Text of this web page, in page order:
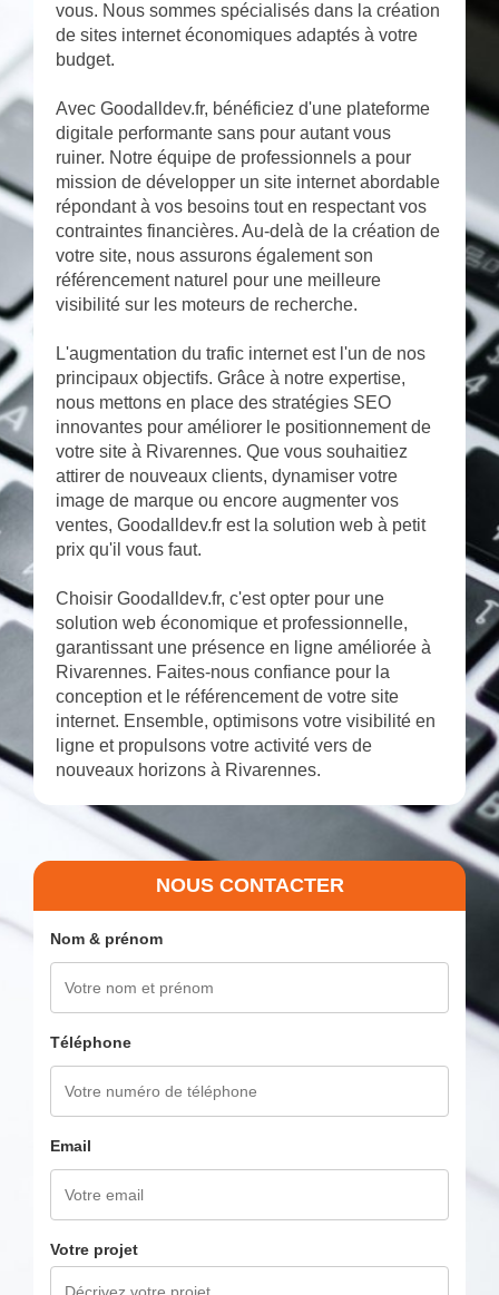
vous. Nous sommes spécialisés dans la création
de sites internet économiques adaptés à votre
budget.
Avec Goodalldev.fr, bénéficiez d'une plateforme
digitale performante sans pour autant vous
ruiner. Notre équipe de professionnels a pour
mission de développer un site internet abordable
répondant à vos besoins tout en respectant vos
contraintes financières. Au-delà de la création de
votre site, nous assurons également son
référencement naturel pour une meilleure
visibilité sur les moteurs de recherche.
L'augmentation du trafic internet est l'un de nos
principaux objectifs. Grâce à notre expertise,
nous mettons en place des stratégies SEO
innovantes pour améliorer le positionnement de
votre site à Rivarennes. Que vous souhaitiez
attirer de nouveaux clients, dynamiser votre
image de marque ou encore augmenter vos
ventes, Goodalldev.fr est la solution web à petit
prix qu'il vous faut.
Choisir Goodalldev.fr, c'est opter pour une
solution web économique et professionnelle,
garantissant une présence en ligne améliorée à
Rivarennes. Faites-nous confiance pour la
conception et le référencement de votre site
internet. Ensemble, optimisons votre visibilité en
ligne et propulsons votre activité vers de
nouveaux horizons à Rivarennes.
NOUS CONTACTER
Nom & prénom
Téléphone
Email
Votre projet